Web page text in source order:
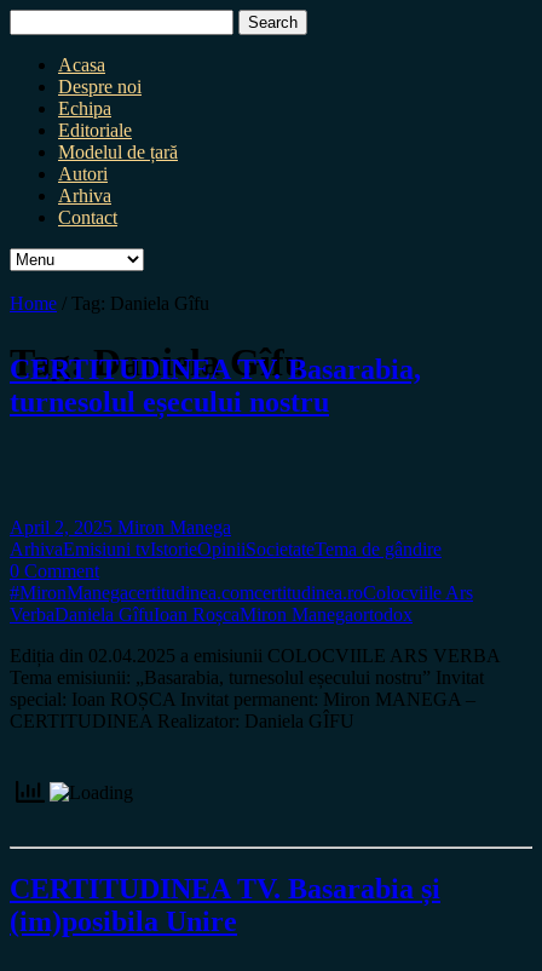
for:
Acasa
Despre noi
Echipa
Editoriale
Modelul de țară
Autori
Arhiva
Contact
Home / Tag: Daniela Gîfu
Tag:Daniela Gîfu
CERTITUDINEA TV. Basarabia,
turnesolul eșecului nostru
April 2, 2025 Miron Manega
ArhivaEmisiuni tvIstorieOpiniiSocietateTema de gândire
0 Comment
#MironManegacertitudinea.comcertitudinea.roColocviile Ars
VerbaDaniela GîfuIoan RoșcaMiron Manegaortodox
Ediția din 02.04.2025 a emisiunii COLOCVIILE ARS VERBA
Tema emisiunii: „Basarabia, turnesolul eșecului nostru” Invitat
special: Ioan ROȘCA Invitat permanent: Miron MANEGA –
CERTITUDINEA Realizator: Daniela GÎFU
CERTITUDINEA TV. Basarabia și
(im)posibila Unire